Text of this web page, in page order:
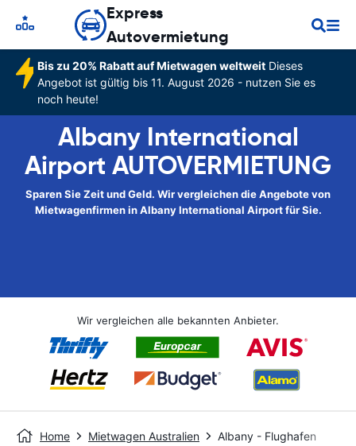
Express
Autovermietung
Bis zu 20% Rabatt auf Mietwagen weltweitDieses
Angebot ist gültig bis 11. August 2026 - nutzen Sie es
noch heute!
Albany International
Airport AUTOVERMIETUNG
Sparen Sie Zeit und Geld. Wir vergleichen die Angebote von
Mietwagenfirmen in Albany International Airport für Sie.
Wir vergleichen alle bekannten Anbieter.
Home Mietwagen Australien Albany - Flughafen